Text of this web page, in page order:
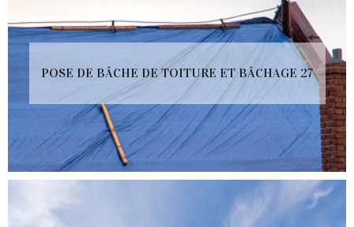
POSE DE BÂCHE DE TOITURE ET BÂCHAGE 27